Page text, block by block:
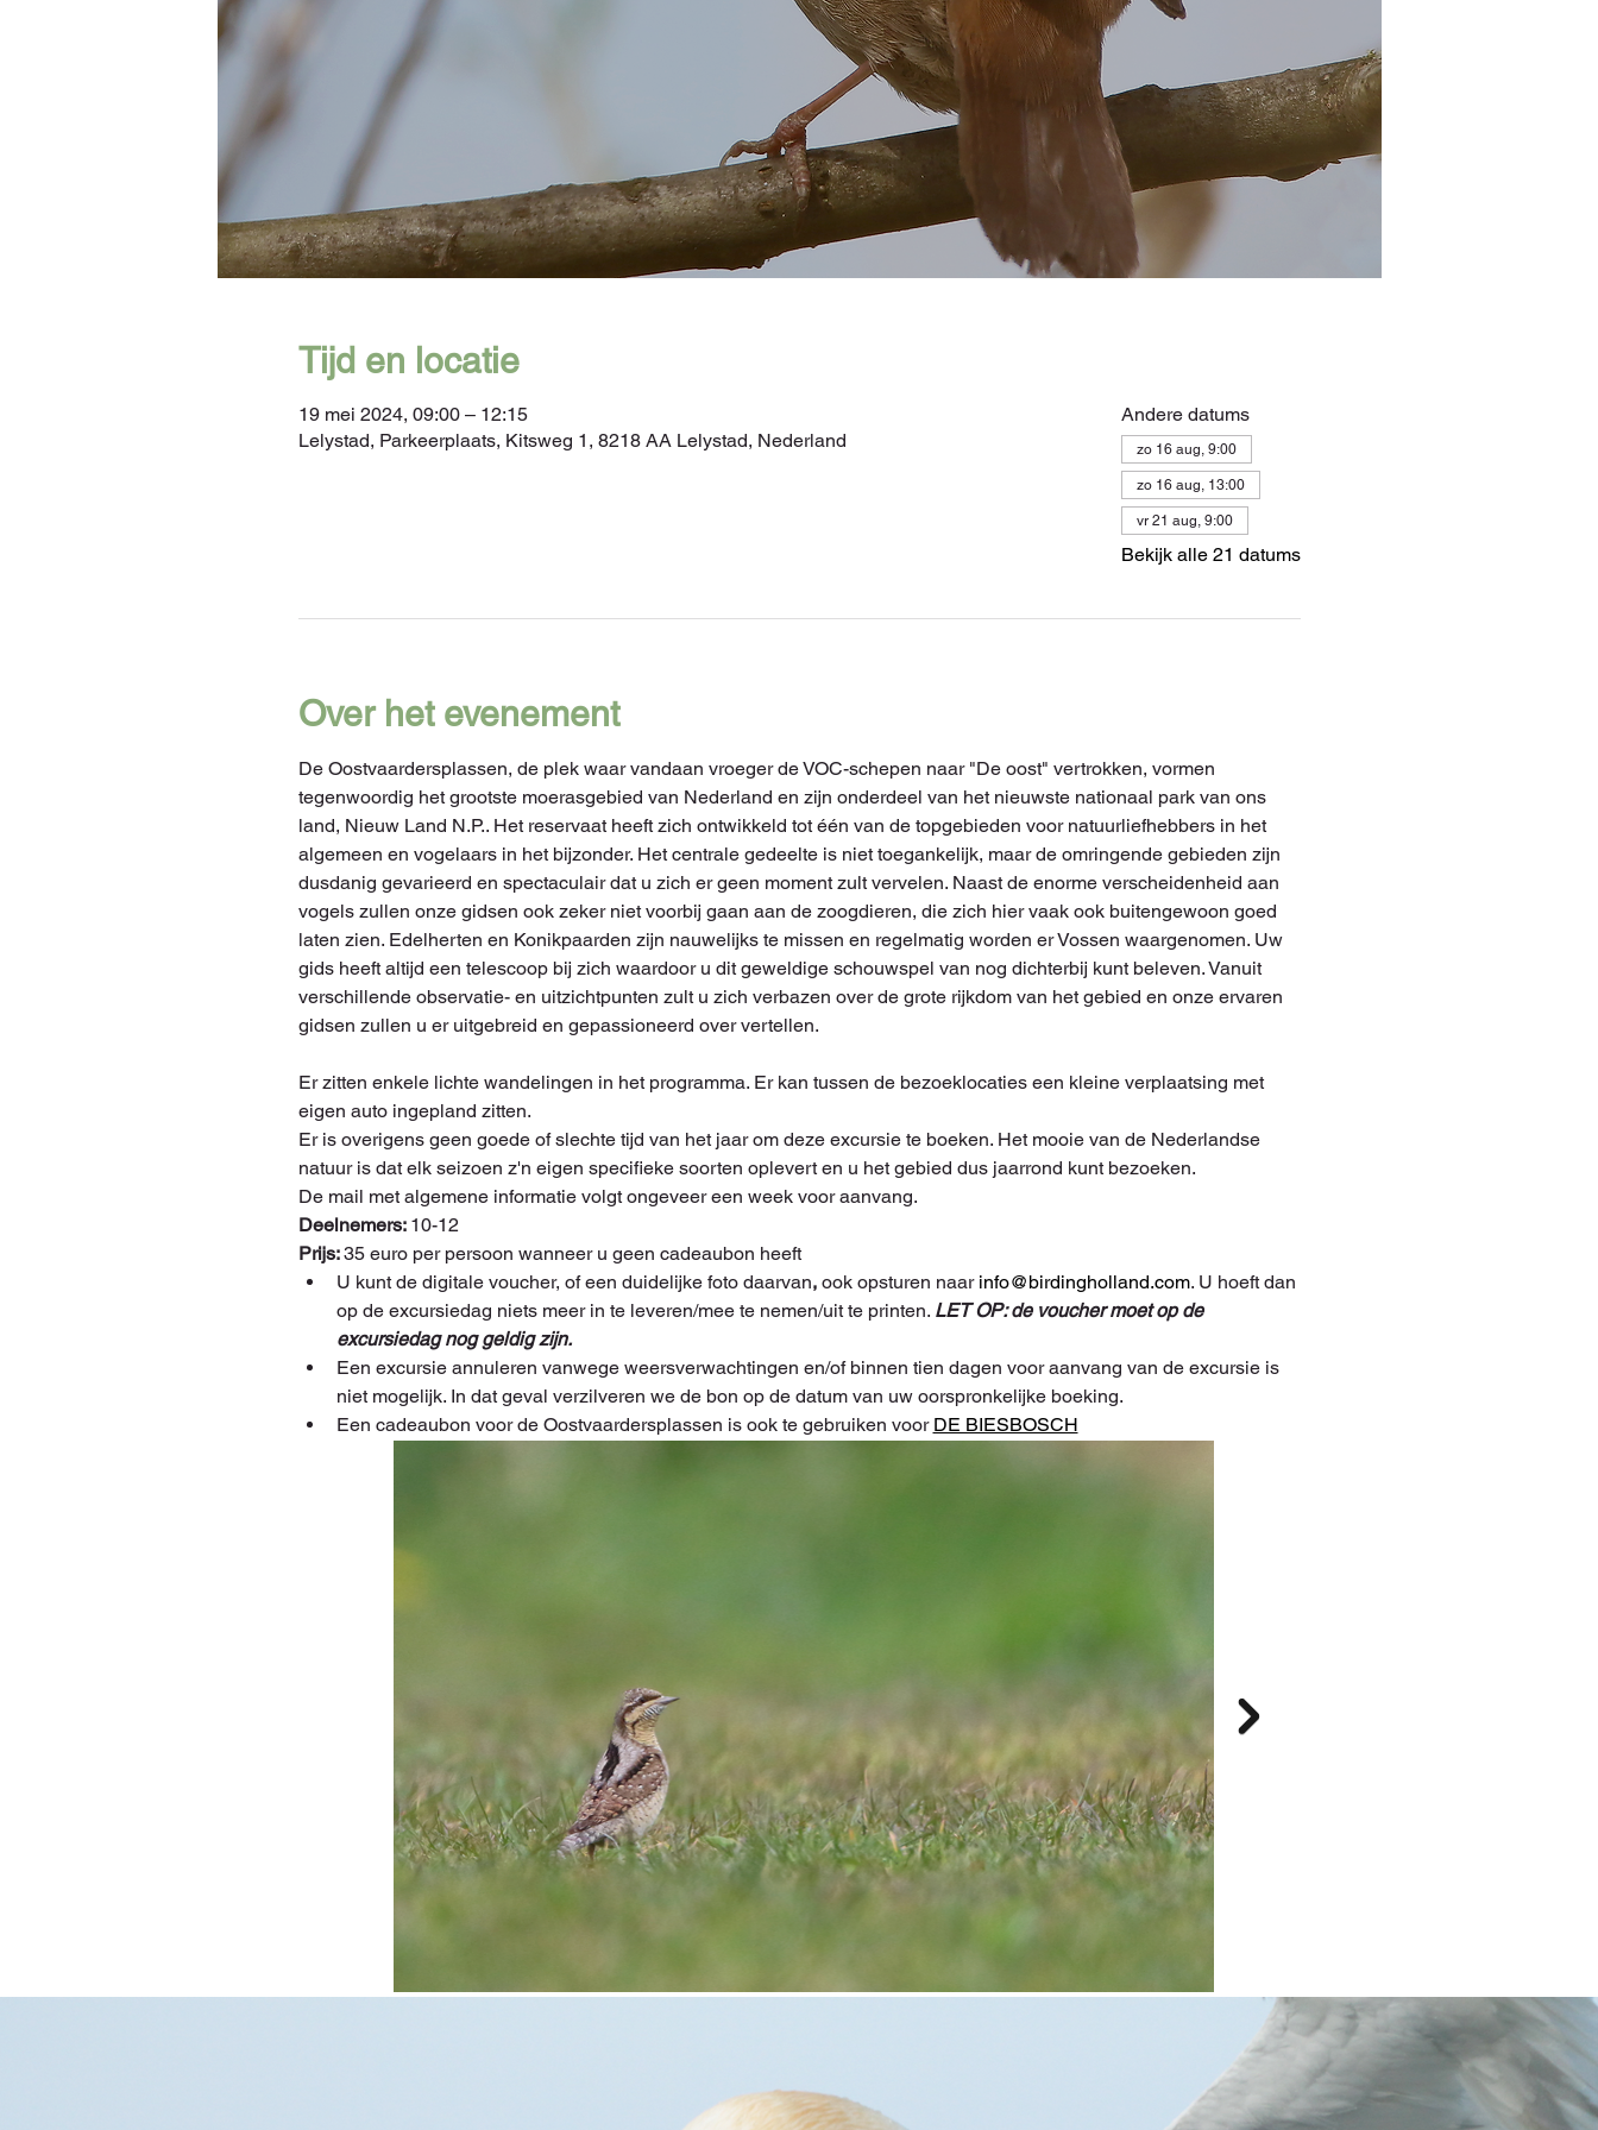
Tijd en locatie
19 mei 2024, 09:00 – 12:15
Lelystad, Parkeerplaats, Kitsweg 1, 8218 AA Lelystad, Nederland
Andere datums
zo 16 aug, 9:00
zo 16 aug, 13:00
vr 21 aug, 9:00
Bekijk alle 21 datums
Over het evenement
De Oostvaardersplassen, de plek waar vandaan vroeger de VOC-schepen naar "De oost" vertrokken, vormen
tegenwoordig het grootste moerasgebied van Nederland en zijn onderdeel van het nieuwste nationaal park van ons
land, Nieuw Land N.P.. Het reservaat heeft zich ontwikkeld tot één van de topgebieden voor natuurliefhebbers in het
algemeen en vogelaars in het bijzonder. Het centrale gedeelte is niet toegankelijk, maar de omringende gebieden zijn
dusdanig gevarieerd en spectaculair dat u zich er geen moment zult vervelen. Naast de enorme verscheidenheid aan
vogels zullen onze gidsen ook zeker niet voorbij gaan aan de zoogdieren, die zich hier vaak ook buitengewoon goed
laten zien. Edelherten en Konikpaarden zijn nauwelijks te missen en regelmatig worden er Vossen waargenomen. Uw
gids heeft altijd een telescoop bij zich waardoor u dit geweldige schouwspel van nog dichterbij kunt beleven. Vanuit
verschillende observatie- en uitzichtpunten zult u zich verbazen over de grote rijkdom van het gebied en onze ervaren
gidsen zullen u er uitgebreid en gepassioneerd over vertellen.
Er zitten enkele lichte wandelingen in het programma. Er kan tussen de bezoeklocaties een kleine verplaatsing met
eigen auto ingepland zitten.
Er is overigens geen goede of slechte tijd van het jaar om deze excursie te boeken. Het mooie van de Nederlandse
natuur is dat elk seizoen z'n eigen specifieke soorten oplevert en u het gebied dus jaarrond kunt bezoeken.
De mail met algemene informatie volgt ongeveer een week voor aanvang.
Deelnemers: 10-12
Prijs: 35 euro per persoon wanneer u geen cadeaubon heeft
U kunt de digitale voucher, of een duidelijke foto daarvan, ook opsturen naar info@birdingholland.com. U hoeft dan
op de excursiedag niets meer in te leveren/mee te nemen/uit te printen. LET OP: de voucher moet op de
excursiedag nog geldig zijn.
Een excursie annuleren vanwege weersverwachtingen en/of binnen tien dagen voor aanvang van de excursie is
niet mogelijk. In dat geval verzilveren we de bon op de datum van uw oorspronkelijke boeking.
Een cadeaubon voor de Oostvaardersplassen is ook te gebruiken voor DE BIESBOSCH